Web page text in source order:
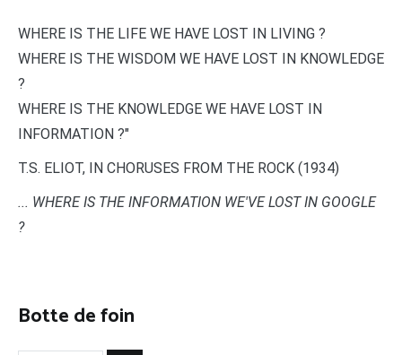
WHERE IS THE LIFE WE HAVE LOST IN LIVING ?
WHERE IS THE WISDOM WE HAVE LOST IN KNOWLEDGE
?
WHERE IS THE KNOWLEDGE WE HAVE LOST IN
INFORMATION ?"
T.S. ELIOT, IN CHORUSES FROM THE ROCK (1934)
... WHERE IS THE INFORMATION WE'VE LOST IN GOOGLE
?
Botte de foin